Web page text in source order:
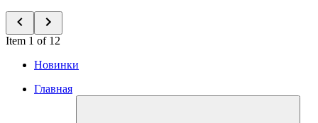
Item 1 of 12
Новинки
Главная